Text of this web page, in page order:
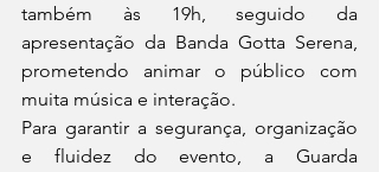
também às 19h, seguido da
apresentação da Banda Gotta Serena,
prometendo animar o público com
muita música e interação.
Para garantir a segurança, organização
e fluidez do evento, a Guarda